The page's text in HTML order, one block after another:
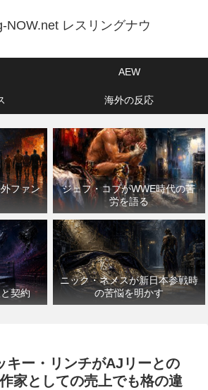
NOW.net レスリングナウ
AEW
海外の反応
ファン
ジェフ・コブがWWE時代の苦
労を語る
契約
ニック・ネメスが新日本参戦時
の苦悩を明かす
キー・リンチがAJリーとの
家としての売上でも格の違